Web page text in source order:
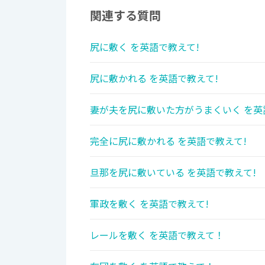
関連する質問
尻に敷く を英語で教えて!
尻に敷かれる を英語で教えて!
妻が夫を尻に敷いた方がうまくいく を
完全に尻に敷かれる を英語で教えて!
旦那を尻に敷いている を英語で教えて!
軍政を敷く を英語で教えて!
レールを敷く を英語で教えて！